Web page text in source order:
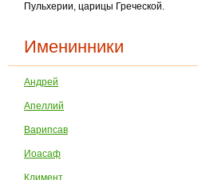
Пульхерии, царицы Греческой.
Именинники
Андрей
Апеллий
Варипсав
Иоасаф
Климент